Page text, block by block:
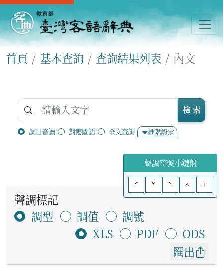
首頁 基本查詢 查詢結果列表 內文
詞目音讀 對應國語 全文查詢 進階設定
檢 索
聲調符號小鍵盤
ˊ
ˇ ˋ ^ +
聲調標記
調型
調值
調號
XLS
PDF
ODS
匯出